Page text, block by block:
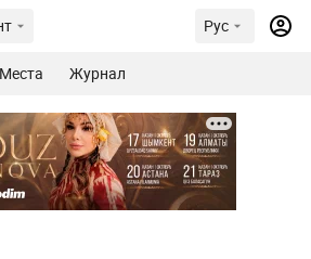
Рус
Места Журнал